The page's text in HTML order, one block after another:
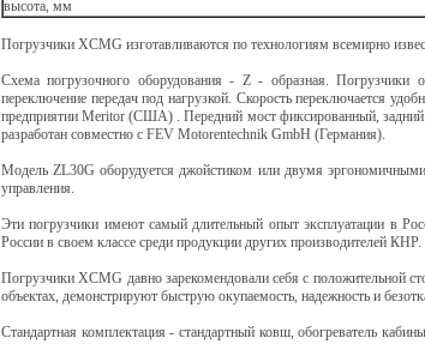
высота, мм
Погрузчики XCMG изготавливаются по технологиям всемирно
Схема погрузочного оборудования - Z - образная. Погрузчики
переключение передач под нагрузкой. Скорость переключается
предприятии Meritor (США) . Передний мост фиксированный,
разработан совместно с FEV Motorentechnik GmbH (Германия).
Модель ZL30G оборудуется джойстиком или двумя
управления.
Эти погрузчики имеют самый длительный опыт эксплуатации в
России в своем классе среди продукции других производителей КНР.
Погрузчики XCMG давно зарекомендовали себя с положительной
объектах, демонстрируют быструю окупаемость, надежность и
Стандартная комплектация - стандартный ковш, обогреватель